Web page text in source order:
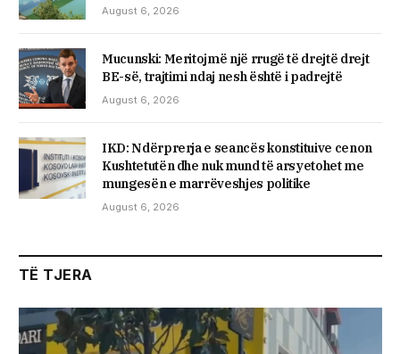
August 6, 2026
Mucunski: Meritojmë një rrugë të drejtë drejt
BE-së, trajtimi ndaj nesh është i padrejtë
August 6, 2026
IKD: Ndërprerja e seancës konstituive cenon
Kushtetutën dhe nuk mund të arsyetohet me
mungesën e marrëveshjes politike
August 6, 2026
TË TJERA